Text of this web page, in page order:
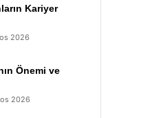
Kariyer
2026
Önemi ve
2026